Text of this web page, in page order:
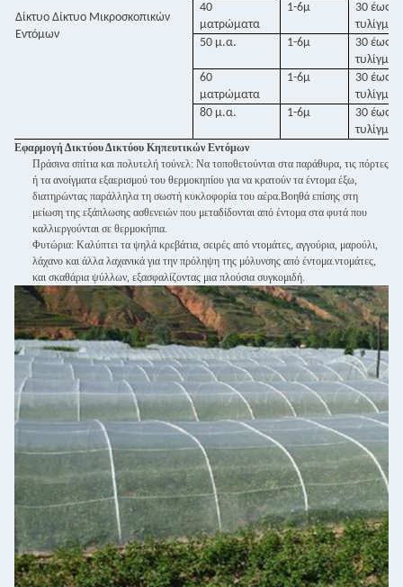
Δίκτυο Δίκτυο Μικροσκοπικών
Εντόμων
40
ματρώματα
1-6μ
30 έως
τυλίγμα
50 μ.α.
1-6μ
30 έως
τυλίγμα
60
ματρώματα
1-6μ
30 έως
τυλίγμα
80 μ.α.
1-6μ
30 έως
τυλίγμα
Εφαρμογή Δικτύου Δικτύου Κηπευτικών Εντόμων
Πράσινα σπίτια και πολυτελή τούνελ: Να τοποθετούνται στα παράθυρα, τις πόρτες
ή τα ανοίγματα εξαερισμού του θερμοκηπίου για να κρατούν τα έντομα έξω,
διατηρώντας παράλληλα τη σωστή κυκλοφορία του αέρα.Βοηθά επίσης στη
μείωση της εξάπλωσης ασθενειών που μεταδίδονται από έντομα στα φυτά που
καλλιεργούνται σε θερμοκήπια.
Φυτώρια: Καλύπτει τα ψηλά κρεβάτια, σειρές από ντομάτες, αγγούρια, μαρούλι,
λάχανο και άλλα λαχανικά για την πρόληψη της μόλυνσης από έντομα.ντομάτες,
και σκαθάρια ψύλλων, εξασφαλίζοντας μια πλούσια συγκομιδή.